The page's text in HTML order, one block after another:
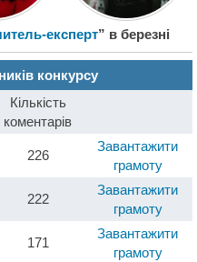
експерт” в березні
конкурсу
Кількість
коментарів
226
Завантажити
грамоту
222
Завантажити
грамоту
171
Завантажити
грамоту